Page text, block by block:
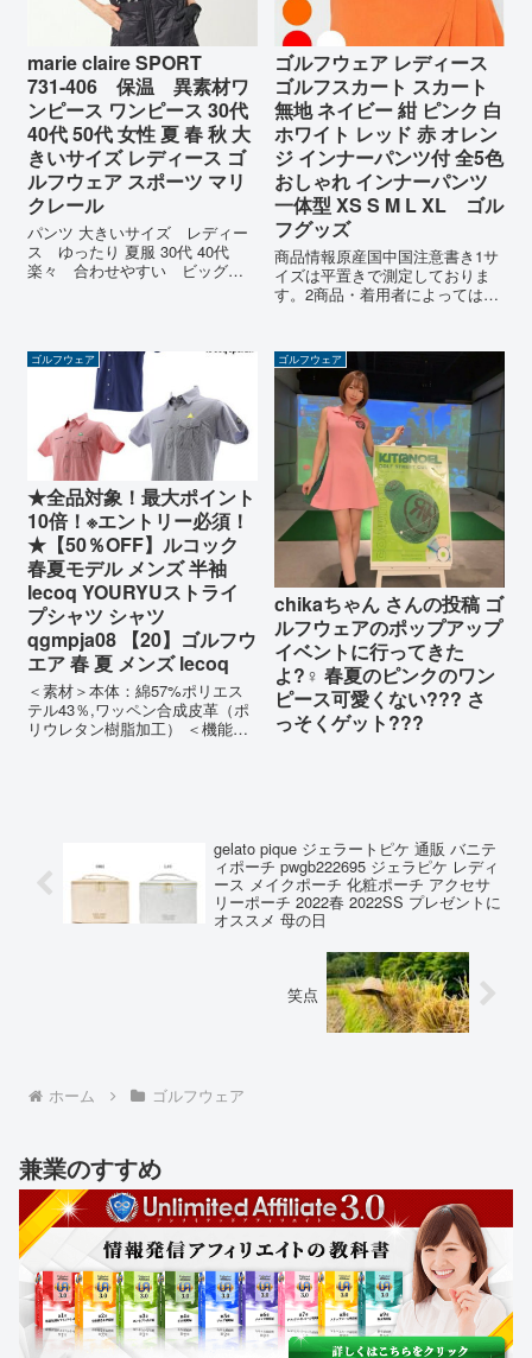
marie claire SPORT
731-406 保温 異素材ワ
ンピース ワンピース 30代
40代 50代 女性 夏 春 秋 大
きいサイズ レディース ゴ
ルフウェア スポーツ マリ
クレール
パンツ 大きいサイズ レディー
ス ゆったり 夏服 30代 40代
楽々 合わせやすい ビッグジ
きやせ 大きいサイズ ビッ
グ...
ゴルフウェア レディース
ゴルフスカート スカート
無地 ネイビー 紺 ピンク 白
ホワイト レッド 赤 オレン
ジ インナーパンツ付 全5色
おしゃれ インナーパンツ
一体型 XS S M L XL ゴル
フグッズ
商品情報原産国中国注意書き1サ
イズは平置きで測定しておりま
す。2商品・着用者によっては多
で実物と多少の違いが生じるこ
とがあります。4生地の取り方に
より、柄の位置等写真と異なる
場合があり...
ゴルフウェア
★全品対象！最大ポイント
10倍！※エントリー必須！
★【50％OFF】ルコック
春夏モデル メンズ 半袖
lecoq YOURYUストライ
プシャツ シャツ
qgmpja08 【20】ゴルフウ
エア 春 夏 メンズ lecoq
＜素材＞本体：綿57%ポリエス
テル43％,ワッペン合成皮革（ポ
リウレタン樹脂加工） ＜機能＞
ゴルフウェア
chikaちゃん さんの投稿 ゴ
ルフウェアのポップアップ
イベントに行ってきた
よ?️‍♀️ 春夏のピンクのワン
ピース可愛くない??? さ
っそくゲット???
gelato pique ジェラートピケ 通販 バニテ
ィポーチ pwgb222695 ジェラピケ レディ
ース メイクポーチ 化粧ポーチ アクセサ
リーポーチ 2022春 2022SS プレゼントに
オススメ 母の日
笑点
ホーム ゴルフウェア
兼業のすすめ